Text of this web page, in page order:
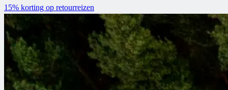
15% korting op retourreizen